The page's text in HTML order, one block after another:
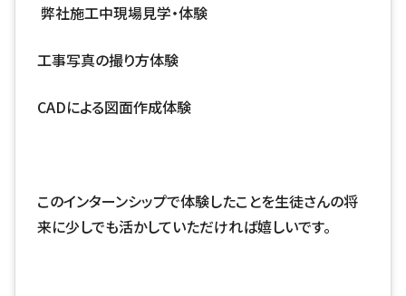
弊社施工中現場見学・体験
工事写真の撮り方体験
CADによる図面作成体験
このインターンシップで体験したことを生徒さんの将
来に少しでも活かしていただければ嬉しいです。